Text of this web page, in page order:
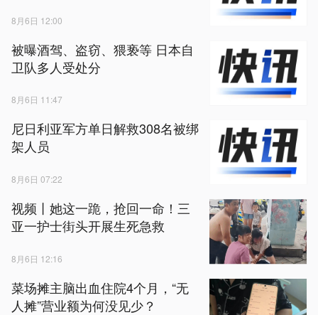
8月6日 12:00
被曝酒驾、盗窃、猥亵等 日本自
卫队多人受处分
8月6日 11:47
尼日利亚军方单日解救308名被绑
架人员
8月6日 07:22
视频丨她这一跪，抢回一命！三
亚一护士街头开展生死急救
8月6日 12:16
菜场摊主脑出血住院4个月，“无
人摊”营业额为何没见少？